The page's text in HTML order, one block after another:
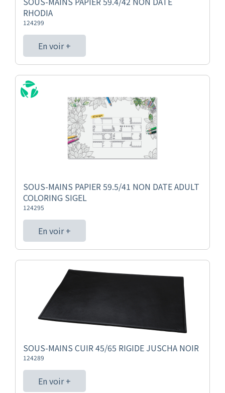
RHODIA
124299
En voir +
SOUS-MAINS PAPIER 59.5/41 NON DATE ADULT
COLORING SIGEL
124295
En voir +
SOUS-MAINS CUIR 45/65 RIGIDE JUSCHA NOIR
124289
En voir +